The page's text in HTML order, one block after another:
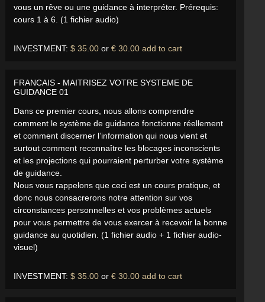
vous un rêve ou une guidance à interpréter. Prérequis:
cours 1 à 6. (1 fichier audio)
INVESTMENT: $ 35.00 or € 30.00 add to cart
FRANCAIS - MAITRISEZ VOTRE SYSTEME DE
GUIDANCE 01
Dans ce premier cours, nous allons comprendre
comment le système de guidance fonctionne réellement
et comment discerner l’information qui nous vient et
surtout comment reconnaître les blocages inconscients
et les projections qui pourraient perturber votre système
de guidance.
Nous vous rappelons que ceci est un cours pratique, et
donc nous consacrerons notre attention sur vos
circonstances personnelles et vos problèmes actuels
pour vous permettre de vous exercer à recevoir la bonne
guidance au quotidien. (1 fichier audio + 1 fichier audio-
visuel)
INVESTMENT: $ 35.00 or € 30.00 add to cart